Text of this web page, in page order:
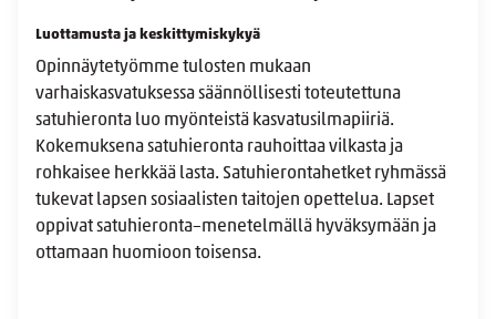
Luottamusta ja keskittymiskykyä
Opinnäytetyömme tulosten mukaan
varhaiskasvatuksessa säännöllisesti toteutettuna
satuhieronta luo myönteistä kasvatusilmapiiriä.
Kokemuksena satuhieronta rauhoittaa vilkasta ja
rohkaisee herkkää lasta. Satuhierontahetket ryhmässä
tukevat lapsen sosiaalisten taitojen opettelua. Lapset
oppivat satuhieronta–menetelmällä hyväksymään ja
ottamaan huomioon toisensa.